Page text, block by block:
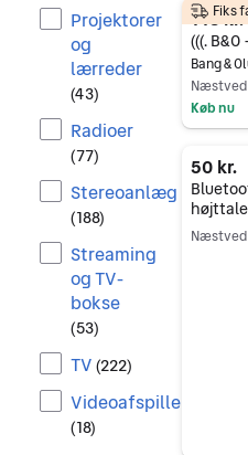
Projektorer
og
lærreder
(43)
Radioer
(77)
Stereoanlæg
(188)
Streaming
og TV-
bokse
(53)
TV (222)
Videoafspillere
(18)
148 kr.
Bang &
Næstved
Køb nu
Fiks
Gå til
50 kr.
Næstved